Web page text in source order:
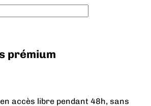
prémium
accès libre pendant 48h, sans